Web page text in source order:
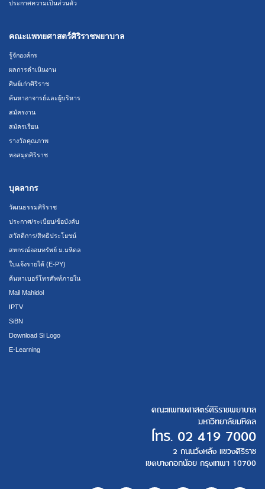
ประกาศความเป็นส่วนตัว
คณะแพทยศาสตร์ศิริราชพยาบาล
รู้จักองค์กร
ผลการดำเนินงาน
ศิษย์เก่าศิริราช
ค้นหาอาจารย์และผู้บริหาร
สมัครงาน
สมัครเรียน
รางวัลคุณภาพ
หอสมุดศิริราช
บุคลากร
วัฒนธรรมศิริราช
ประกาศ/ระเบียบ/ข้อบังคับ
สวัสดิการ/สิทธิประโยชน์
สหกรณ์ออมทรัพย์ ม.มหิดล
ใบแจ้งรายได้ (E-PY)
ค้นหาเบอร์โทรศัพท์ภายใน
Mail Mahidol
IPTV
SiBN
Download Si Logo
E-Learning
คณะแพทยศาสตร์ศิริราชพยาบาล
มหาวิทยาลัยมหิดล
โทร. 02 419 7000
2 ถนนวังหลัง แขวงศิริราช
เขตบางกอกน้อย กรุงเทพฯ 10700